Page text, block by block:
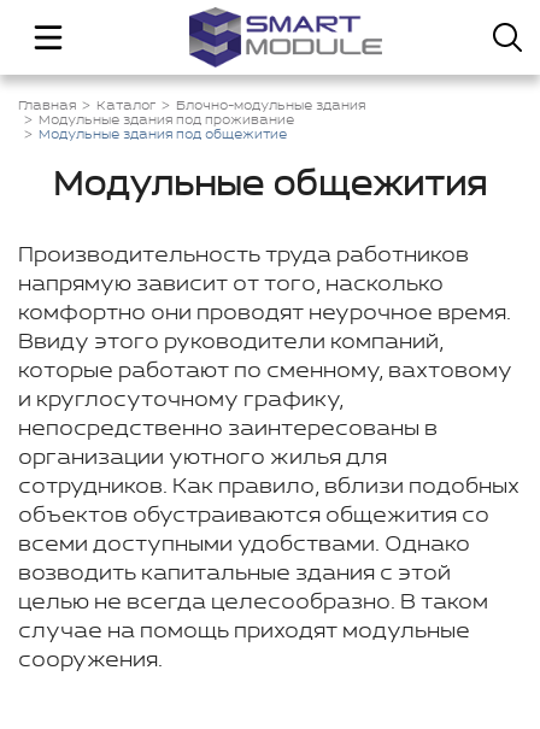
Главная Каталог
Блочно-модульные здания
Модульные здания под проживание
Модульные здания под общежитие
Модульные общежития
Производительность труда работников
напрямую зависит от того, насколько
комфортно они проводят неурочное время.
Ввиду этого руководители компаний,
которые работают по сменному, вахтовому
и круглосуточному графику,
непосредственно заинтересованы в
организации уютного жилья для
сотрудников. Как правило, вблизи подобных
объектов обустраиваются общежития со
всеми доступными удобствами. Однако
возводить капитальные здания с этой
целью не всегда целесообразно. В таком
случае на помощь приходят модульные
сооружения.